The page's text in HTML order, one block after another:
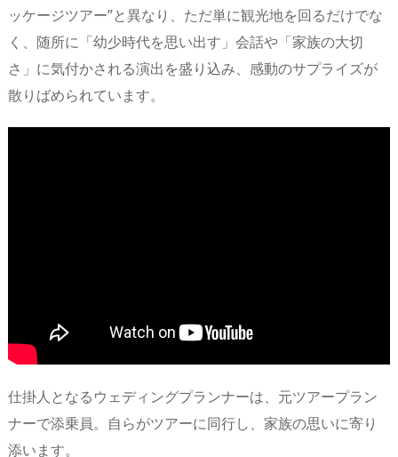
ッケージツアー”と異なり、ただ単に観光地を回るだけでな
く、随所に「幼少時代を思い出す」会話や「家族の大切
さ」に気付かされる演出を盛り込み、感動のサプライズが
散りばめられています。
仕掛人となるウェディングプランナーは、元ツアープラン
ナーで添乗員。自らがツアーに同行し、家族の思いに寄り
添います。